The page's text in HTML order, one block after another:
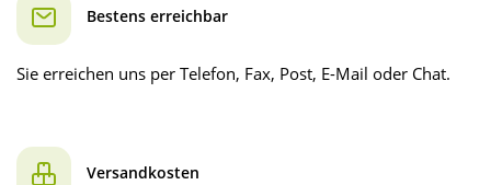
Bestens erreichbar
Sie erreichen uns per Telefon, Fax, Post, E-Mail oder Chat.
Versandkosten